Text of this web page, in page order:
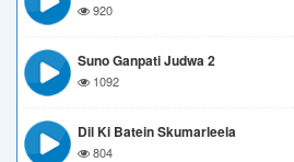
920
Suno Ganpati Judwa 2
1092
Dil Ki Batein Skumarleela
804